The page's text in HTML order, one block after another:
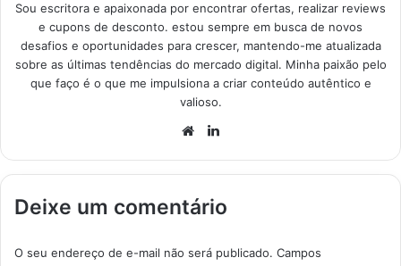
Sou escritora e apaixonada por encontrar ofertas, realizar reviews
e cupons de desconto. estou sempre em busca de novos
desafios e oportunidades para crescer, mantendo-me atualizada
sobre as últimas tendências do mercado digital. Minha paixão pelo
que faço é o que me impulsiona a criar conteúdo autêntico e
valioso.
Website
Deixe um comentário
O seu endereço de e-mail não será publicado. Campos